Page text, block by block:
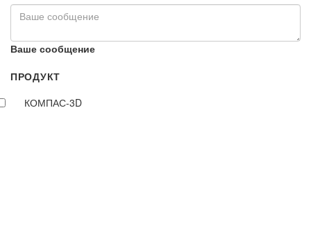
Ваше сообщение
ПРОДУКТ
КОМПАС-3D